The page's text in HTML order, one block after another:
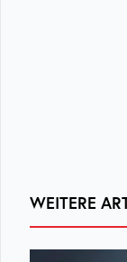
WEITERE